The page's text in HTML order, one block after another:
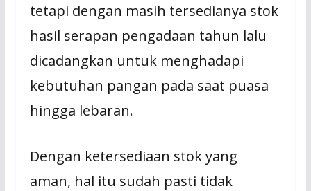
tetapi dengan masih tersedianya stok
hasil serapan pengadaan tahun lalu
dicadangkan untuk menghadapi
kebutuhan pangan pada saat puasa
hingga lebaran.
Dengan ketersediaan stok yang
aman, hal itu sudah pasti tidak